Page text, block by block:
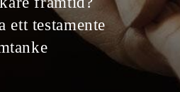
efter pensionsåldern.